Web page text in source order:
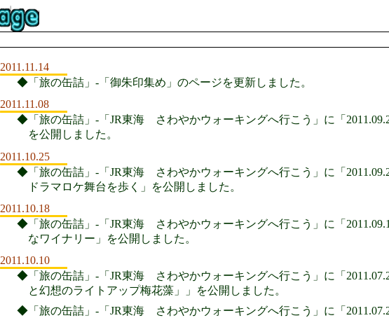
2011.11.14
◆「旅の缶詰」-「御朱印集め」のページを更新しました。
2011.11.08
◆「旅の缶詰」-「JR東海 さわやかウォーキングへ行こう」に「
を公開しました。
2011.10.25
◆「旅の缶詰」-「JR東海 さわやかウォーキングへ行こう」に「
ドラマロケ舞台を歩く」を公開しました。
2011.10.18
◆「旅の缶詰」-「JR東海 さわやかウォーキングへ行こう」に「
なワイナリー」を公開しました。
2011.10.10
◆「旅の缶詰」-「JR東海 さわやかウォーキングへ行こう」に「
と幻想のライトアップ梅花藻」」を公開しました。
◆「旅の缶詰」-「JR東海 さわやかウォーキングへ行こう」に「